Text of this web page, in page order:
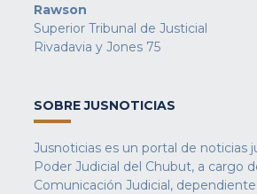
Rawson
Superior Tribunal de Justicial
Rivadavia y Jones 75
SOBRE JUSNOTICIAS
Jusnoticias es un portal de noticias
Poder Judicial del Chubut, a cargo
Comunicación Judicial,